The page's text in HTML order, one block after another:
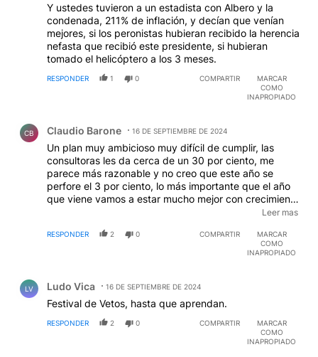
Y ustedes tuvieron a un estadista con Albero y la
condenada, 211% de inflación, y decían que venían
mejores, si los peronistas hubieran recibido la herencia
nefasta que recibió este presidente, si hubieran
tomado el helicóptero a los 3 meses.
RESPONDER 1 0 COMPARTIR
MARCAR
COMO
INAPROPIADO
CB Claudio Barone 16 DE SEPTIEMBRE DE 2024
Un plan muy ambicioso muy difícil de cumplir, las
consultoras les da cerca de un 30 por ciento, me
parece más razonable y no creo que este año se
perfore el 3 por ciento, lo más importante que el año
que viene vamos a estar mucho mejor con crecimiento
y una baja de inflacion muy importante, eso hará que
elecciones, "que pena"
Leer mas
RESPONDER 2 0 COMPARTIR
MARCAR
COMO
INAPROPIADO
LV Ludo Vica 16 DE SEPTIEMBRE DE 2024
Festival de Vetos, hasta que aprendan.
RESPONDER 2 0 COMPARTIR
MARCAR
COMO
INAPROPIADO